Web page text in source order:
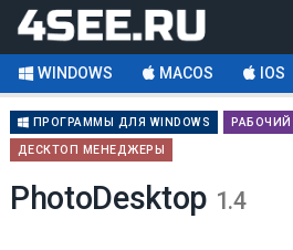
WINDOWS MACOS IOS
ПРОГРАММЫ ДЛЯ WINDOWS
ДЕСКТОП МЕНЕДЖЕРЫ
PhotoDesktop 1.4